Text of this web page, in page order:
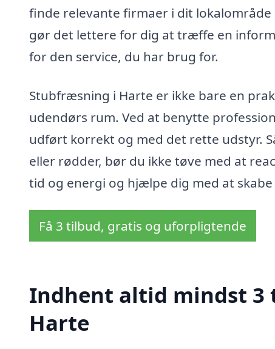
finde relevante firmaer i dit
gør det lettere for dig at træffe en
for den service, du har brug for.
Stubfræsning i Harte er ikke bare en
udendørs rum. Ved at benytte
udført korrekt og med det rette udstyr.
eller rødder, bør du ikke tøve med at
tid og energi og hjælpe dig med at
Få 3 tilbud, gratis og uforpligtende
Indhent altid mindst
Harte